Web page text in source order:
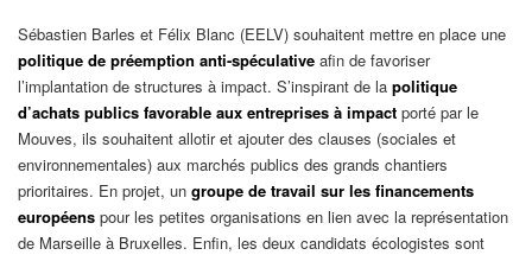
Sébastien Barles et Félix Blanc (EELV) souhaitent mettre en place une
politique de préemption anti-spéculative afin de favoriser
l’implantation de structures à impact. S’inspirant de la politique
d’achats publics favorable aux entreprises à impact porté par le
Mouves, ils souhaitent allotir et ajouter des clauses (sociales et
environnementales) aux marchés publics des grands chantiers
prioritaires. En projet, un groupe de travail sur les financements
européens pour les petites organisations en lien avec la représentation
de Marseille à Bruxelles. Enfin, les deux candidats écologistes sont